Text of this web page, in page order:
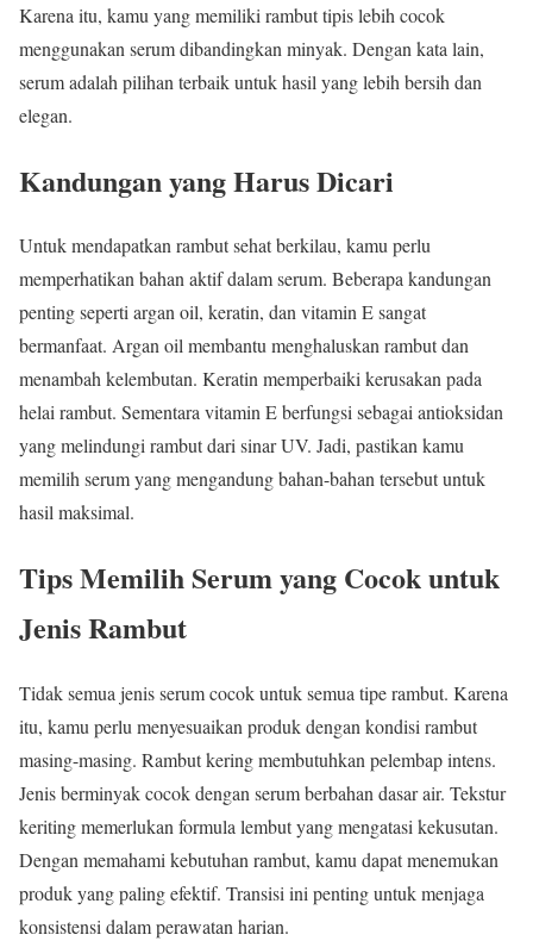
Karena itu, kamu yang memiliki rambut tipis lebih cocok
menggunakan serum dibandingkan minyak. Dengan kata lain,
serum adalah pilihan terbaik untuk hasil yang lebih bersih dan
elegan.
Kandungan yang Harus Dicari
Untuk mendapatkan rambut sehat berkilau, kamu perlu
memperhatikan bahan aktif dalam serum. Beberapa kandungan
penting seperti argan oil, keratin, dan vitamin E sangat
bermanfaat. Argan oil membantu menghaluskan rambut dan
menambah kelembutan. Keratin memperbaiki kerusakan pada
helai rambut. Sementara vitamin E berfungsi sebagai antioksidan
yang melindungi rambut dari sinar UV. Jadi, pastikan kamu
memilih serum yang mengandung bahan-bahan tersebut untuk
hasil maksimal.
Tips Memilih Serum yang Cocok untuk
Jenis Rambut
Tidak semua jenis serum cocok untuk semua tipe rambut. Karena
itu, kamu perlu menyesuaikan produk dengan kondisi rambut
masing-masing. Rambut kering membutuhkan pelembap intens.
Jenis berminyak cocok dengan serum berbahan dasar air. Tekstur
keriting memerlukan formula lembut yang mengatasi kekusutan.
Dengan memahami kebutuhan rambut, kamu dapat menemukan
produk yang paling efektif. Transisi ini penting untuk menjaga
konsistensi dalam perawatan harian.